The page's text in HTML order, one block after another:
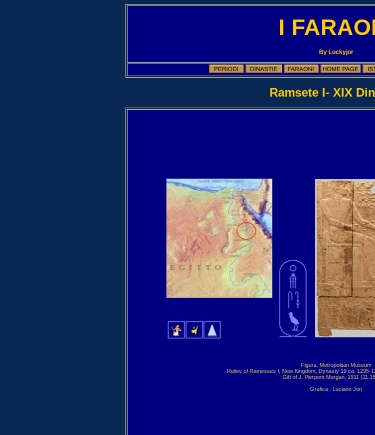
I
By Luckyjor
Ramsete I- XIX
Figura: Metropolitan Museum
Reliev of Ramesses I, New Kingdom, Dynasty 19 ca. 1295-
Gift of J. Pierpont Morgan, 1911
Grafica : Luciano Jori